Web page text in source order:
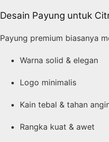
Desain Payung untuk
Payung premium biasanya
Warna solid & elegan
Logo minimalis
Kain tebal & tahan
Rangka kuat & awet